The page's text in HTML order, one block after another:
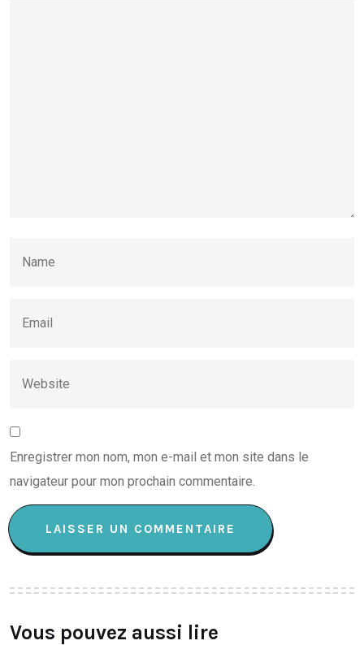
Enregistrer mon nom, mon e-mail et mon site dans le
navigateur pour mon prochain commentaire.
Vous pouvez aussi lire